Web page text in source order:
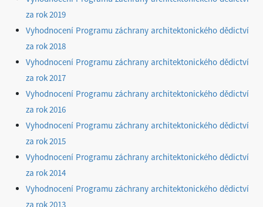
za rok 2019
Vyhodnocení Programu záchrany architektonického dědictví
za rok 2018
Vyhodnocení Programu záchrany architektonického dědictví
za rok 2017
Vyhodnocení Programu záchrany architektonického dědictví
za rok 2016
Vyhodnocení Programu záchrany architektonického dědictví
za rok 2015
Vyhodnocení Programu záchrany architektonického dědictví
za rok 2014
Vyhodnocení Programu záchrany architektonického dědictví
za rok 2013